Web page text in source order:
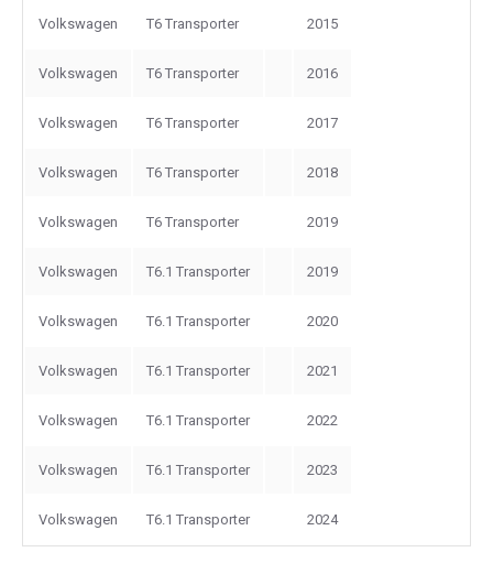
Volkswagen T6 Transporter 2015
Volkswagen T6 Transporter 2016
Volkswagen T6 Transporter 2017
Volkswagen T6 Transporter 2018
Volkswagen T6 Transporter 2019
Volkswagen T6.1 Transporter 2019
Volkswagen T6.1 Transporter 2020
Volkswagen T6.1 Transporter 2021
Volkswagen T6.1 Transporter 2022
Volkswagen T6.1 Transporter 2023
Volkswagen T6.1 Transporter 2024